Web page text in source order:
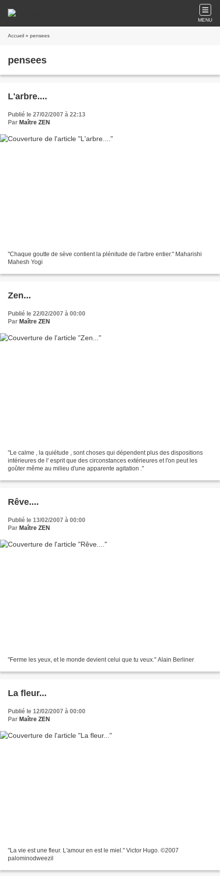
MENU
Accueil » pensees
pensees
L'arbre....
Publié le 27/02/2007 à 22:13
Par Maître ZEN
"Chaque goutte de sève contient la plénitude de l'arbre entier." Maharishi
Mahesh Yogi
Zen...
Publié le 22/02/2007 à 00:00
Par Maître ZEN
"Le calme , la quiétude , sont choses qui dépendent plus des dispositions
intérieures de l' esprit que des circonstances extérieures et l'on peut les
goûter même au milieu d'une apparente agitation ."
Rêve....
Publié le 13/02/2007 à 00:00
Par Maître ZEN
"Ferme les yeux, et le monde devient celui que tu veux." Alain Berliner
La fleur...
Publié le 12/02/2007 à 00:00
Par Maître ZEN
"La vie est une fleur. L'amour en est le miel." Victor Hugo. ©2007
palominodweezil